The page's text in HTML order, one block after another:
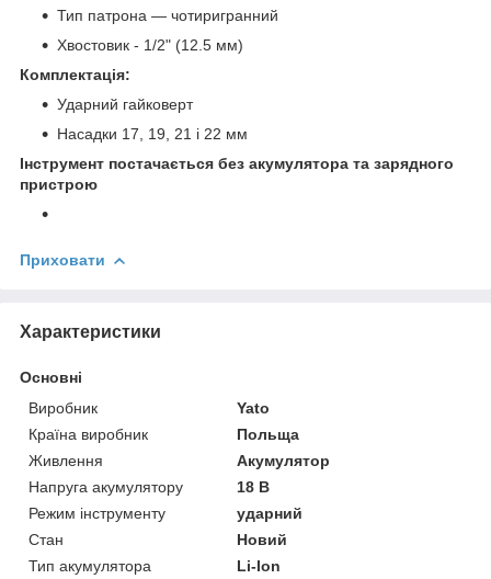
Тип патрона — чотиригранний
Хвостовик - 1/2" (12.5 мм)
Комплектація:
Ударний гайковерт
Насадки 17, 19, 21 і 22 мм
Інструмент постачається без акумулятора та зарядного
пристрою
Приховати
Характеристики
Основні
Виробник
Yato
Країна виробник
Польща
Живлення
Акумулятор
Напруга акумулятору
18 В
Режим інструменту
ударний
Стан
Новий
Тип акумулятора
Li-Ion